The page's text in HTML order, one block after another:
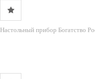
Настольный прибор Богатство